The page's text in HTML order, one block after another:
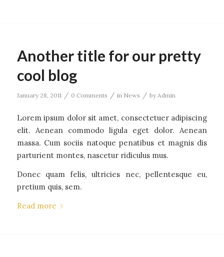
Another title for our pretty
cool blog
January 28, 2011 / 0 Comments / in News / by Admin
Lorem ipsum dolor sit amet, consectetuer adipiscing
elit. Aenean commodo ligula eget dolor. Aenean
massa. Cum sociis natoque penatibus et magnis dis
parturient montes, nascetur ridiculus mus.
Donec quam felis, ultricies nec, pellentesque eu,
pretium quis, sem.
Read more